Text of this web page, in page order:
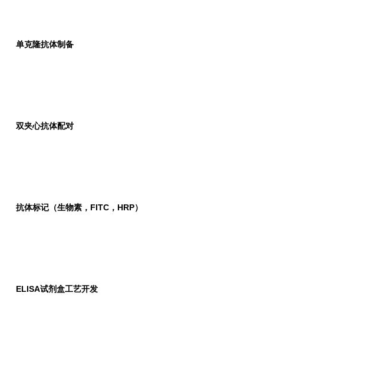
单克隆抗体制备
双夹心抗体配对
抗体标记（生物素，FITC，HRP）
ELISA试剂盒工艺开发